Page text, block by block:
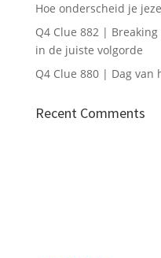
Hoe onderscheid je
Q4 Clue 882 |
in de juiste volgorde
Q4 Clue 880 | Dag van
Recent Comments